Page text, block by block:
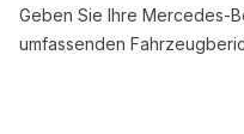
Geben Sie Ihre Mercedes-
umfassenden